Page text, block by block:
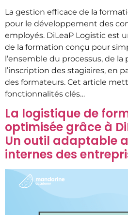
La gestion efficace de la
pour le développement des
employés. DiLeaP Logistic est
de la formation conçu pour
l’ensemble du processus, de la
l’inscription des stagiaires, en
des formateurs. Cet article
fonctionnalités clés…
La logistique de
optimisée grâce à
Un outil adaptable
internes des